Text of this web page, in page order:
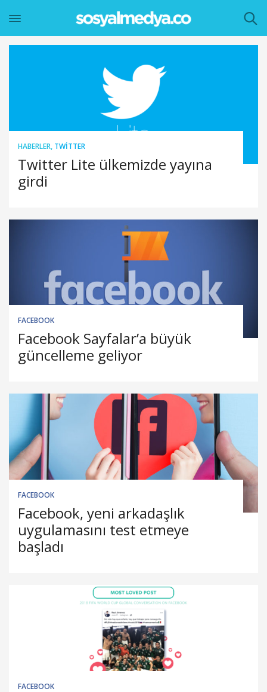
HABERLER, TWITTER
Twitter Lite ülkemizde yayına
girdi
FACEBOOK
Facebook Sayfalar’a büyük
güncelleme geliyor
FACEBOOK
Facebook, yeni arkadaşlık
uygulamasını test etmeye
başladı
FACEBOOK